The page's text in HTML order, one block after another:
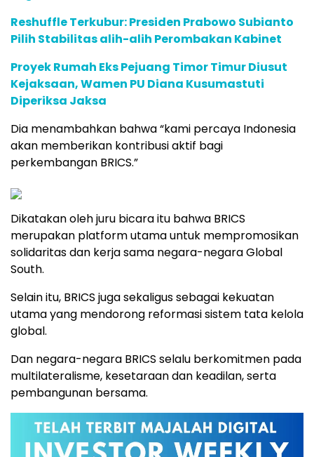
Reshuffle Terkubur: Presiden Prabowo Subianto
Pilih Stabilitas alih-alih Perombakan Kabinet
Proyek Rumah Eks Pejuang Timor Timur Diusut
Kejaksaan, Wamen PU Diana Kusumastuti
Diperiksa Jaksa
Dia menambahkan bahwa “kami percaya Indonesia
akan memberikan kontribusi aktif bagi
perkembangan BRICS.”
Dikatakan oleh juru bicara itu bahwa BRICS
merupakan platform utama untuk mempromosikan
solidaritas dan kerja sama negara-negara Global
South.
Selain itu, BRICS juga sekaligus sebagai kekuatan
utama yang mendorong reformasi sistem tata kelola
global.
Dan negara-negara BRICS selalu berkomitmen pada
multilateralisme, kesetaraan dan keadilan, serta
pembangunan bersama.